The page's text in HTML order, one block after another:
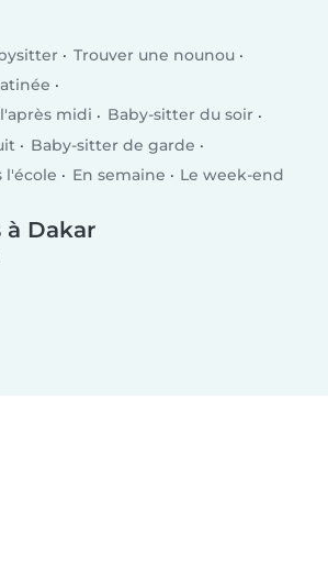
Trouver une nounou
midi
Baby-sitter du soir
Baby-sitter de garde
l'école
En semaine Le week-end
à Dakar